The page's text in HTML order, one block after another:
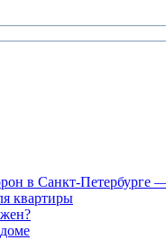
в Санкт-Петербурге —
квартиры